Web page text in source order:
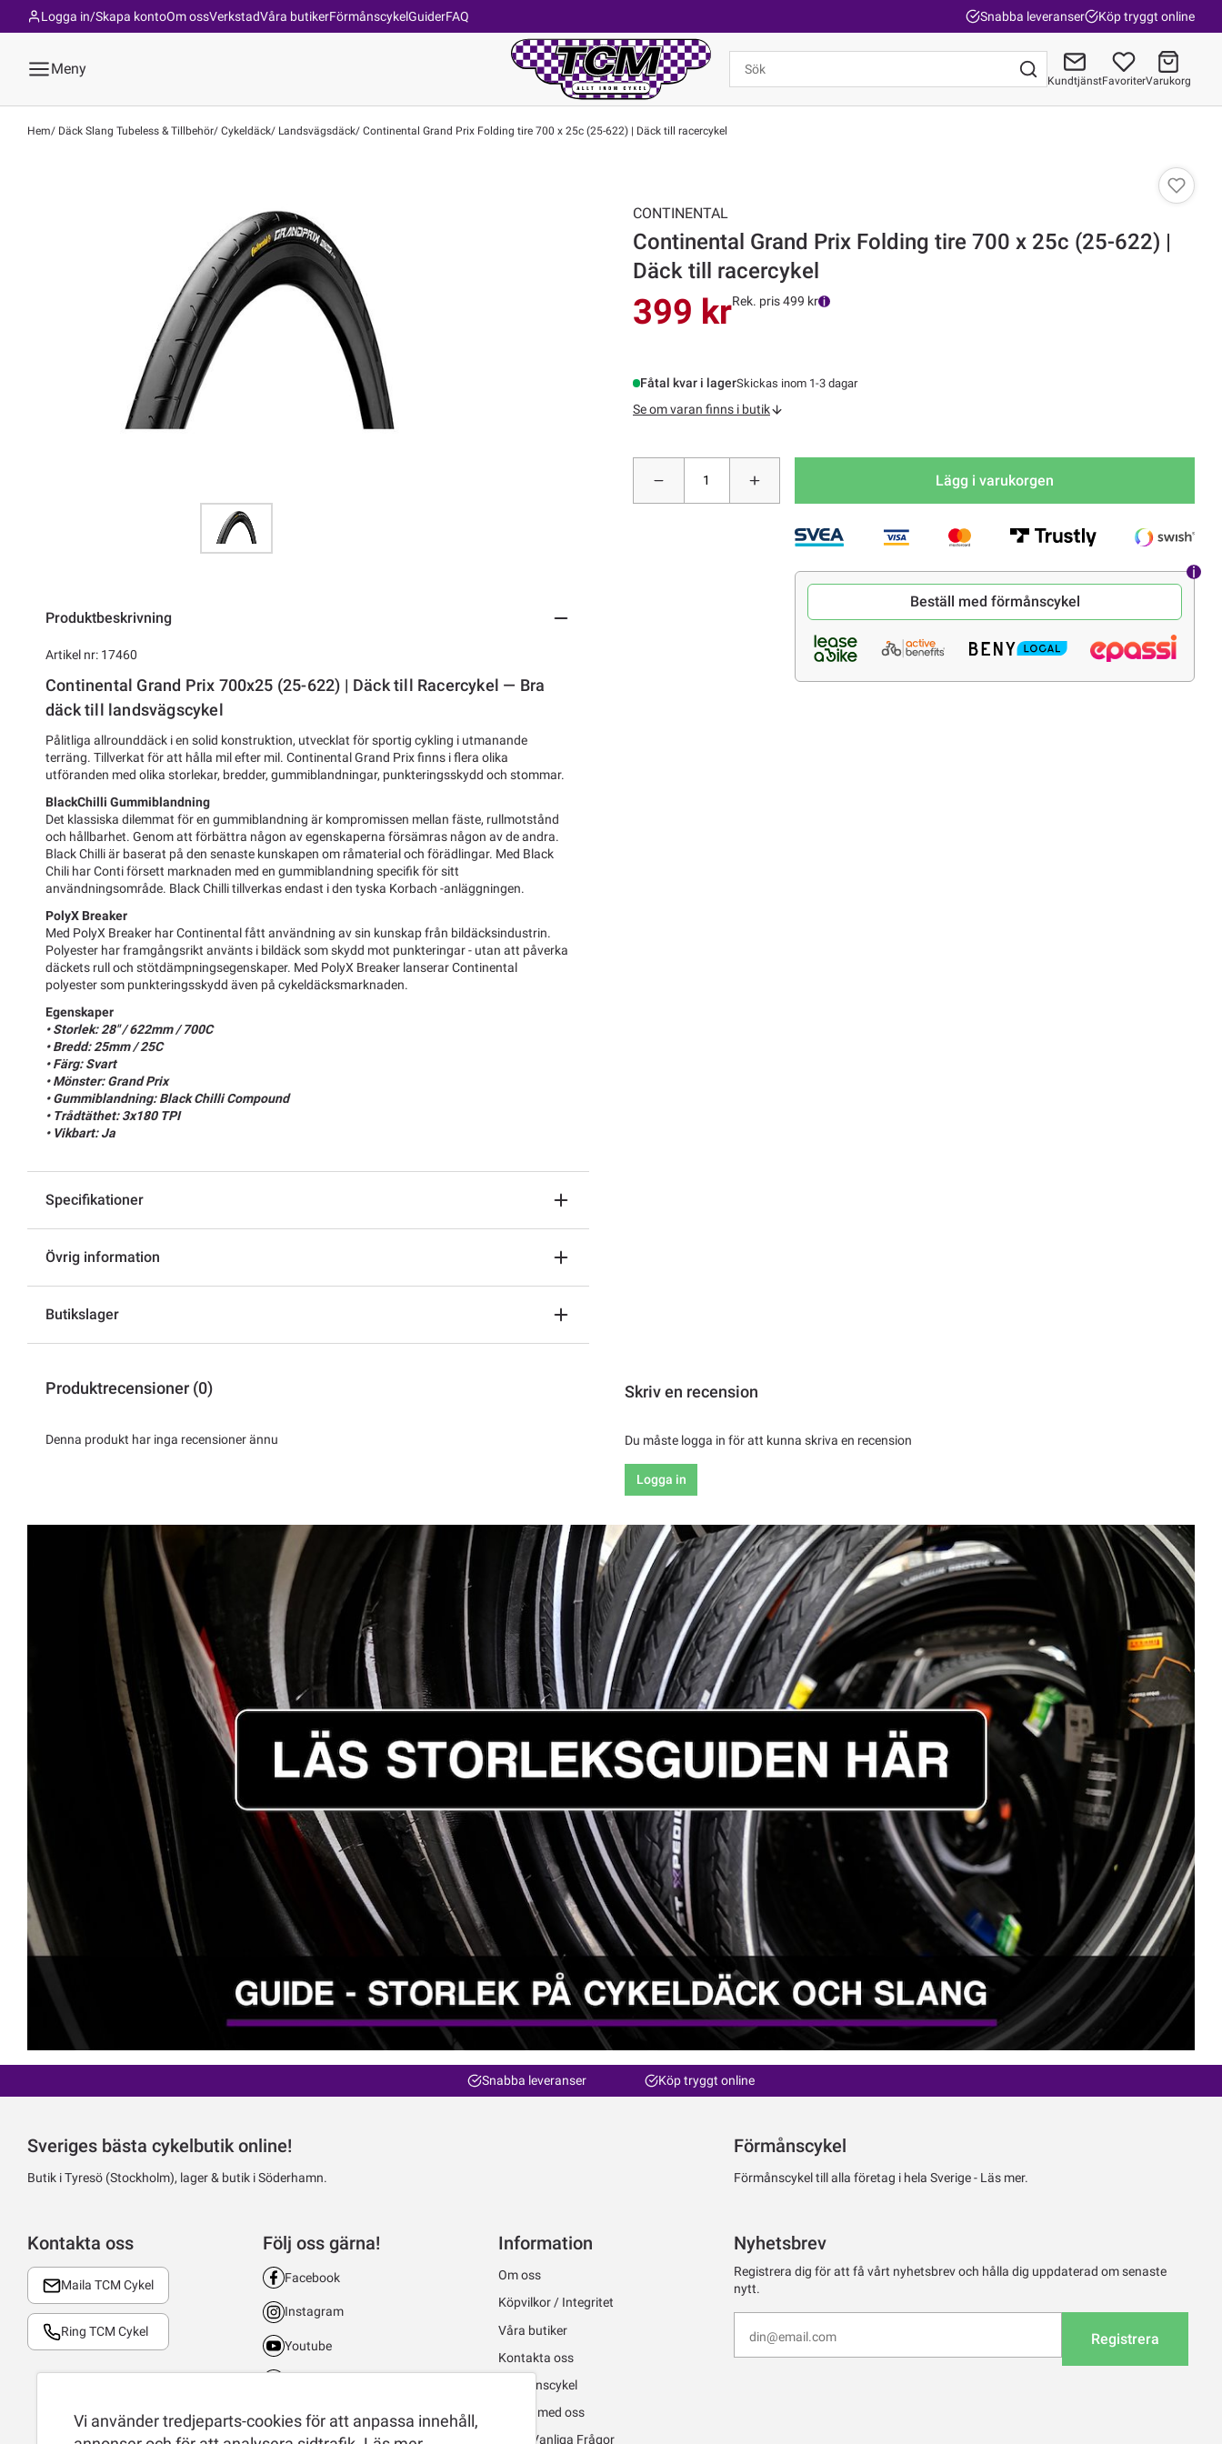
Om ossVerkstadVåra butikerFörmånscykelGuiderFAQ
Logga in/Skapa konto Snabba leveranser Köp tryggt online
Meny
KundtjänstFavoriterVarukorg
Hem Däck Slang Tubeless & Tillbehör Cykeldäck Landsvägsdäck Continental Grand Prix Folding tire 700 x 25c (25-622) | Däck till racercykel
Produktbeskrivning
Artikel nr: 17460
Continental Grand Prix 700x25 (25-622) | Däck till Racercykel — Bra
däck till landsvägscykel
Pålitliga allrounddäck i en solid konstruktion, utvecklat för sportig cykling i utmanande
terräng. Tillverkat för att hålla mil efter mil. Continental Grand Prix finns i flera olika
utföranden med olika storlekar, bredder, gummiblandningar, punkteringsskydd och stommar.
BlackChilli Gummiblandning
Det klassiska dilemmat för en gummiblandning är kompromissen mellan fäste, rullmotstånd
och hållbarhet. Genom att förbättra någon av egenskaperna försämras någon av de andra.
Black Chilli är baserat på den senaste kunskapen om råmaterial och förädlingar. Med Black
Chili har Conti försett marknaden med en gummiblandning specifik för sitt
användningsområde. Black Chilli tillverkas endast i den tyska Korbach -anläggningen.
PolyX Breaker
Med PolyX Breaker har Continental fått användning av sin kunskap från bildäcksindustrin.
Polyester har framgångsrikt använts i bildäck som skydd mot punkteringar - utan att påverka
däckets rull och stötdämpningsegenskaper. Med PolyX Breaker lanserar Continental
polyester som punkteringsskydd även på cykeldäcksmarknaden.
Egenskaper
• Storlek: 28" / 622mm / 700C
• Bredd: 25mm / 25C
• Färg: Svart
• Mönster: Grand Prix
• Gummiblandning: Black Chilli Compound
• Trådtäthet: 3x180 TPI
• Vikbart: Ja
Specifikationer
Övrig information
Butikslager
CONTINENTAL
Continental Grand Prix Folding tire 700 x 25c (25-622) |
Däck till racercykel
399 krRek. pris 499 kr
Fåtal kvar i lagerSkickas inom 1-3 dagar
Se om varan finns i butik
Lägg i varukorgen
Beställ med förmånscykel
Produktrecensioner (0)
Denna produkt har inga recensioner ännu
Skriv en recension
Du måste logga in för att kunna skriva en recension
Logga in
Snabba leveranser Köp tryggt online
Sveriges bästa cykelbutik online!
Butik i Tyresö (Stockholm), lager & butik i Söderhamn.
Förmånscykel
Förmånscykel till alla företag i hela Sverige - Läs mer.
Kontakta oss
Maila TCM Cykel
Ring TCM Cykel
Följ oss gärna!
Facebook
Instagram
Youtube
TikTok
Information
Om oss
Köpvilkor / Integritet
Våra butiker
Kontakta oss
Förmånscykel
Jobba med oss
FAQ - Vanliga Frågor
Nyhetsbrev
Registrera dig för att få vårt nyhetsbrev och hålla dig uppdaterad om senaste
nytt.
Registrera
Vi använder tredjeparts-cookies för att anpassa innehåll,